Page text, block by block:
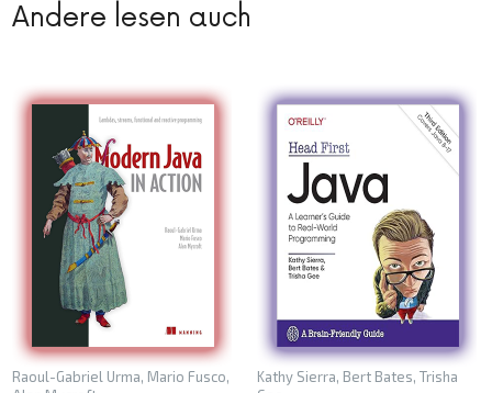
Andere lesen auch
Raoul-Gabriel Urma, Mario Fusco,
Kathy Sierra, Bert Bates, Trisha